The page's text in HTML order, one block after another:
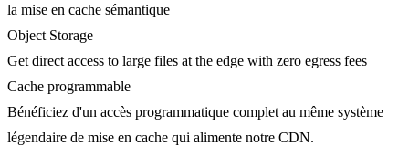
la mise en cache sémantique
Object Storage
Get direct access to large files at the edge with zero egress fees
Cache programmable
Bénéficiez d'un accès programmatique complet au même système
légendaire de mise en cache qui alimente notre CDN.